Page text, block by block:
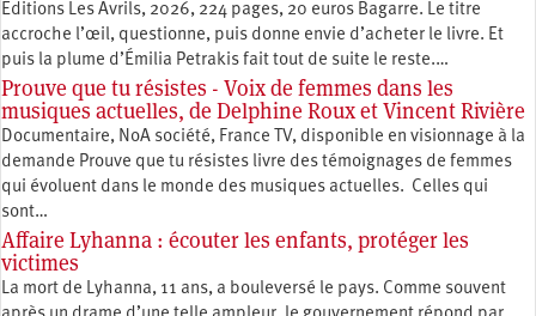
Éditions Les Avrils, 2026, 224 pages, 20 euros Bagarre. Le titre
accroche l’œil, questionne, puis donne envie d’acheter le livre. Et
puis la plume d’Émilia Petrakis fait tout de suite le reste.…
Prouve que tu résistes - Voix de femmes dans les
musiques actuelles, de Delphine Roux et Vincent Rivière
Documentaire, NoA société, France TV, disponible en visionnage à la
demande Prouve que tu résistes livre des témoignages de femmes
qui évoluent dans le monde des musiques actuelles. Celles qui
sont…
Affaire Lyhanna : écouter les enfants, protéger les
victimes
La mort de Lyhanna, 11 ans, a bouleversé le pays. Comme souvent